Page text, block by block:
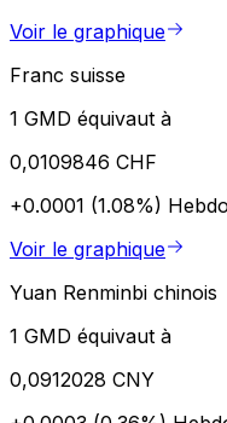
Voir le graphique
Franc suisse
1 GMD équivaut à
0,0109846 CHF
+0.0001 (1.08%)
Voir le graphique
Yuan Renminbi chinois
1 GMD équivaut à
0,0912028 CNY